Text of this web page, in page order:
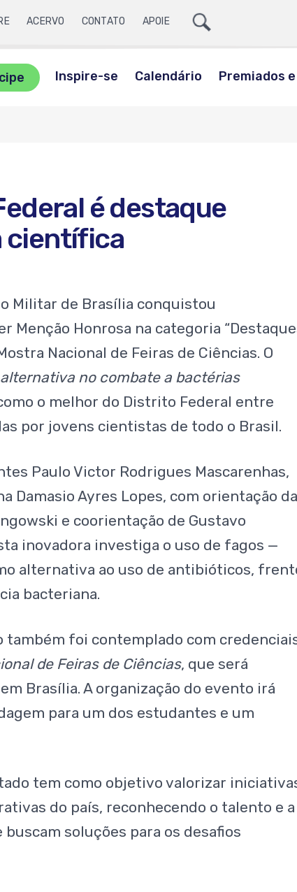
ACERVO CONTATO APOIE
Ícone
Lupa
Inspire-se Calendário Premiados
é destaque
científica
Militar de Brasília conquistou
Menção Honrosa na categoria
Nacional de Feiras de Ciências. O
no combate a bactérias
o melhor do Distrito Federal entre
por jovens cientistas de todo o Brasil.
Paulo Victor Rodrigues Mascarenhas,
Damasio Ayres Lopes, com orientação da
e coorientação de Gustavo
inovadora investiga o uso de fagos —
alternativa ao uso de antibióticos,
bacteriana.
também foi contemplado com
de Feiras de Ciências, que será
Brasília. A organização do evento irá
para um dos estudantes e um
tem como objetivo valorizar
do país, reconhecendo o talento e a
soluções para os desafios